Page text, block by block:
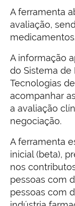
A ferramenta
avaliação,
A informação
do Sistema de
Tecnologias
acompanhar
a avaliação
negociação.
A ferramenta
inicial (beta),
nos
pessoas com
pessoas com